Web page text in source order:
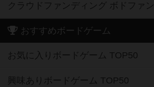
クラウドファンディング ボドファン
おすすめボードゲーム
お気に入りボードゲーム TOP50
興味ありボードゲーム TOP50